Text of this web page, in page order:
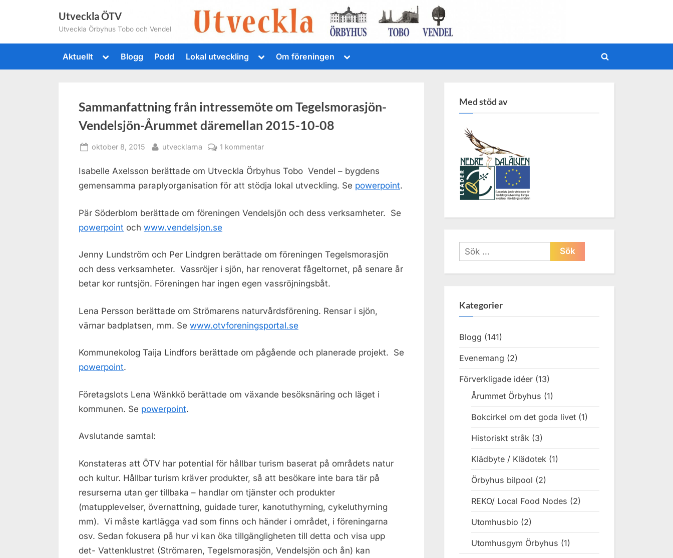
Utveckla ÖTV
Utveckla Örbyhus Tobo och Vendel
Aktuellt
Toggle
menu
Blogg Podd Lokal utveckling
Toggle
menu
Om föreningen
Toggle
menu
Toggle
Sammanfattning från intressemöte om Tegelsmorasjön-
Vendelsjön-Årummet däremellan 2015-10-08
Posted
oktober 8, 2015 By
utvecklarna 1 kommentartill
från
intressemöte
Tegelsmorasjön-
2015-
10-
08
Isabelle Axelsson berättade om Utveckla Örbyhus Tobo Vendel – bygdens
gemensamma paraplyorganisation för att stödja lokal utveckling. Se powerpoint.
Pär Söderblom berättade om föreningen Vendelsjön och dess verksamheter. Se
powerpoint och www.vendelsjon.se
Jenny Lundström och Per Lindgren berättade om föreningen Tegelsmorasjön
och dess verksamheter. Vassröjer i sjön, har renoverat fågeltornet, på senare år
betar kor runtsjön. Föreningen har ingen egen vassröjningsbåt.
Lena Persson berättade om Strömarens naturvårdsförening. Rensar i sjön,
värnar badplatsen, mm. Se www.otvforeningsportal.se
Kommunekolog Taija Lindfors berättade om pågående och planerade projekt. Se
powerpoint.
Företagslots Lena Wänkkö berättade om växande besöksnäring och läget i
kommunen. Se powerpoint.
Avslutande samtal:
Konstateras att ÖTV har potential för hållbar turism baserat på områdets natur
och kultur. Hållbar turism kräver produkter, så att besökare inte bara tär på
resurserna utan ger tillbaka – handlar om tjänster och produkter
(matupplevelser, övernattning, guidade turer, kanotuthyrning, cykeluthyrning
mm). Vi måste kartlägga vad som finns och händer i området, i föreningarna
osv. Sedan fokusera på hur vi kan öka tillgängligheten till detta och visa upp
det- Vattenklustret (Strömaren, Tegelsmorasjön, Vendelsjön och ån) kan
Med stöd av
Sök
efter:
Kategorier
Blogg (141)
Evenemang (2)
Förverkligade idéer (13)
Årummet Örbyhus (1)
Bokcirkel om det goda livet (1)
Historiskt stråk (3)
Klädbyte / Klädotek (1)
Örbyhus bilpool (2)
REKO/ Local Food Nodes (2)
Utomhusbio (2)
Utomhusgym Örbyhus (1)